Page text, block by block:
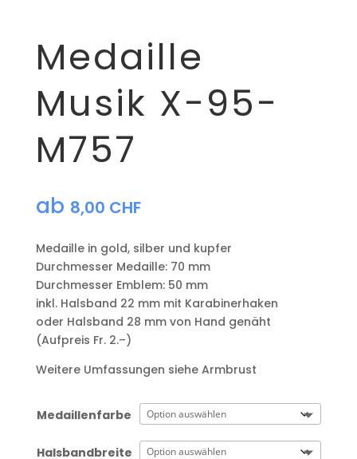
Medaille
Musik X-95-
M757
ab 8,00 CHF
Medaille in gold, silber und kupfer
​Durchmesser Medaille: 70 mm
Durchmesser Emblem: 50 mm
​inkl. Halsband 22 mm mit Karabinerhaken
oder Halsband 28 mm von Hand genäht
(Aufpreis Fr. 2.–)
Weitere Umfassungen siehe Armbrust
Medaillenfarbe
Halsbandbreite